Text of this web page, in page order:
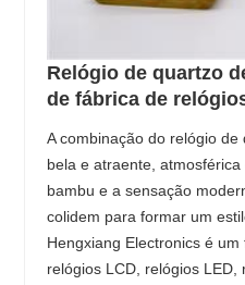
Relógio de quartzo
de fábrica de
A combinação do relógio
bela e atraente,
bambu e a sensação
colidem para formar um
Hengxiang Electronics é
relógios LCD, relógios